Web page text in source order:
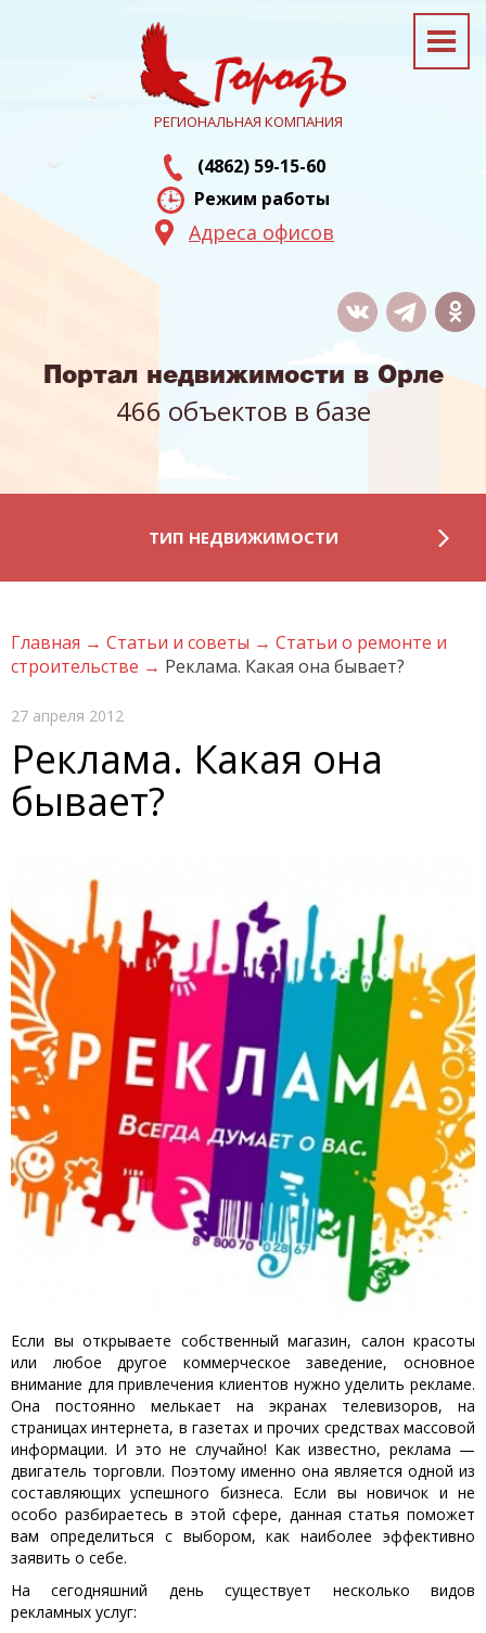
РЕГИОНАЛЬНАЯ КОМПАНИЯ
(4862) 59-15-60
Режим работы
Адреса офисов
Портал недвижимости в Орле
466 объектов в базе
ТИП НЕДВИЖИМОСТИ
Главная → Статьи и советы → Статьи о ремонте и
строительстве → Реклама. Какая она бывает?
27 апреля 2012
Реклама. Какая она
бывает?
Если вы открываете собственный магазин, салон красоты
или любое другое коммерческое заведение, основное
внимание для привлечения клиентов нужно уделить рекламе.
Она постоянно мелькает на экранах телевизоров, на
страницах интернета, в газетах и прочих средствах массовой
информации. И это не случайно! Как известно, реклама —
двигатель торговли. Поэтому именно она является одной из
составляющих успешного бизнеса. Если вы новичок и не
особо разбираетесь в этой сфере, данная статья поможет
вам определиться с выбором, как наиболее эффективно
заявить о себе.
На сегодняшний день существует несколько видов
рекламных услуг: